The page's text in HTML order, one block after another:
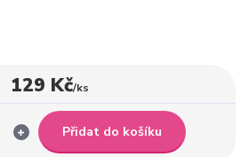
129 Kč/ks
Přidat do košíku